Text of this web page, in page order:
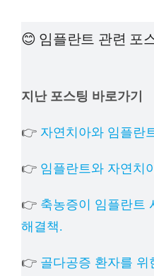
상
😊 임플란트 관련 포
지난 포스팅 바로가기
👉 자연치아와 임플란
👉 임플란트와 자연치
👉 축농증이 임플란트
해결책.
👉 골다공증 환자를 위